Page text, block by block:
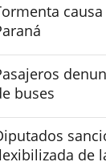
buses
de